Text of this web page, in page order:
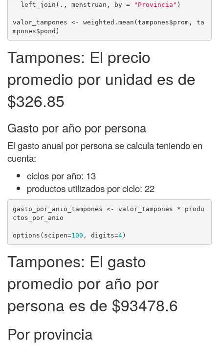
  left_join(., menstruan, by =
"Provincia" )
valor_tampones <- weighted.mean(tampones$prom, ta
mpones$pond)
Tampones: El precio
promedio por unidad es de
$326.85
Gasto por año por persona
El gasto anual por persona se calcula teniendo en
cuenta:
ciclos por año: 13
productos utilizados por ciclo: 22
gasto_por_anio_tampones <- valor_tampones * produ
ctos_por_anio
options(scipen=100 , digits=4)
Tampones: El gasto
promedio por año por
persona es de $93478.6
Por provincia